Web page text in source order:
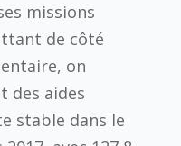
missions
de côté
on
des aides
stable dans le